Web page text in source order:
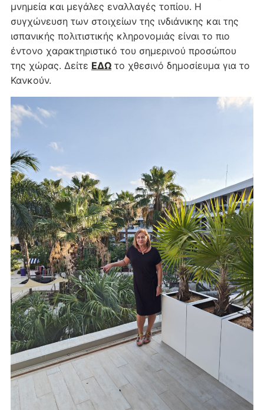
μνημεία και μεγάλες εναλλαγές τοπίου. Η
συγχώνευση των στοιχείων της ινδιάνικης και της
ισπανικής πολιτιστικής κληρονομιάς είναι το πιο
έντονο χαρακτηριστικό του σημερινού προσώπου
της χώρας. Δείτε ΕΔΩτο χθεσινό δημοσίευμα για το
Κανκούν.